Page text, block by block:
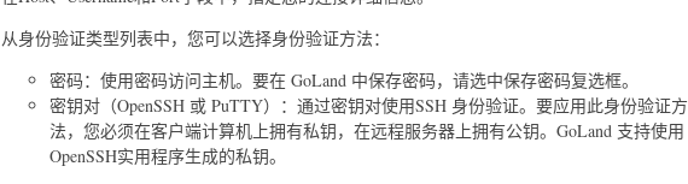
从身份验证类型列表中，您可以选择身份验证方法：
密码：使用密码访问主机。要在 GoLand 中保存密码，请选中保存密码复选框。
密钥对（OpenSSH 或 PuTTY）：通过密钥对使用SSH 身份验证。要应用此身份验证方
法，您必须在客户端计算机上拥有私钥，在远程服务器上拥有公钥。GoLand 支持使用
OpenSSH实用程序生成的私钥。